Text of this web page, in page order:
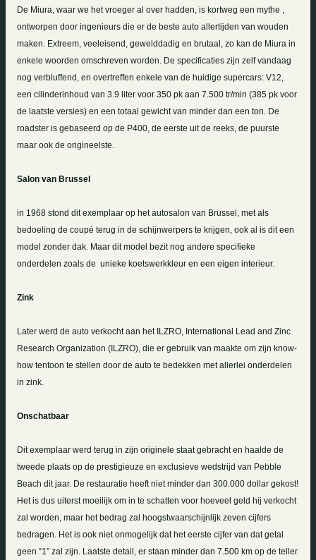
De Miura, waar we het vroeger al over hadden, is kortweg een mythe ,
ontworpen door ingenieurs die er de beste auto allertijden van wouden
maken. Extreem, veeleisend, gewelddadig en brutaal, zo kan de Miura in
enkele woorden omschreven worden. De specificaties zijn zelf vandaag
nog verbluffend, en overtreffen enkele van de huidige supercars: V12,
een cilinderinhoud van 3.9 liter voor 350 pk aan 7.500 tr/min (385 pk voor
de laatste versies) en een totaal gewicht van minder dan een ton. De
roadster is gebaseerd op de P400, de eerste uit de reeks, de puurste
maar ook de origineelste.
Salon van Brussel
in 1968 stond dit exemplaar op het autosalon van Brussel, met als
bedoeling de coupé terug in de schijnwerpers te krijgen, ook al is dit een
model zonder dak. Maar dit model bezit nog andere specifieke
onderdelen zoals de unieke koetswerkkleur en een eigen interieur.
Zink
Later werd de auto verkocht aan het ILZRO, International Lead and Zinc
Research Organization (ILZRO), die er gebruik van maakte om zijn know-
how tentoon te stellen door de auto te bedekken met allerlei onderdelen
in zink.
Onschatbaar
Dit exemplaar werd terug in zijn originele staat gebracht en haalde de
tweede plaats op de prestigieuze en exclusieve wedstrijd van Pebble
Beach dit jaar. De restauratie heeft niet minder dan 300.000 dollar gekost!
Het is dus uiterst moeilijk om in te schatten voor hoeveel geld hij verkocht
zal worden, maar het bedrag zal hoogstwaarschijnlijk zeven cijfers
bedragen. Het is ook niet onmogelijk dat het eerste cijfer van dat getal
geen “1” zal zijn. Laatste detail, er staan minder dan 7.500 km op de teller